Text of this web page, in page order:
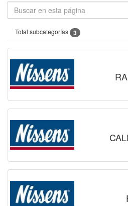
Total subcategorías 3